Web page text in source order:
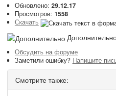
Обновлено: 29.12.17
Просмотров: 1558
Скачать
Обсудить на форуме
Заметили ошибку? Напишите
Смотрите также: